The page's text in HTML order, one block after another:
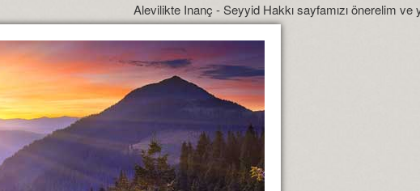
Alevilikte Inanç - Seyyid Hakkı sayfamızı önerelim ve